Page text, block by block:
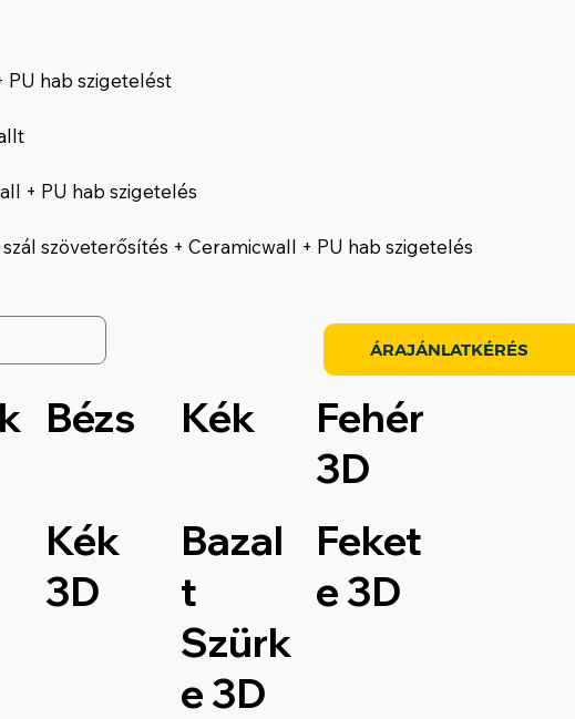
PU hab szigetelést
+ PU hab szigetelés
szöveterősítés + Ceramicwall + PU hab szigetelés
Bézs Kék
Fehér
3D
Kék
3D
Bazal
t
Szürk
e 3D
Feket
e 3D
ÁRAJÁNLATKÉRÉS